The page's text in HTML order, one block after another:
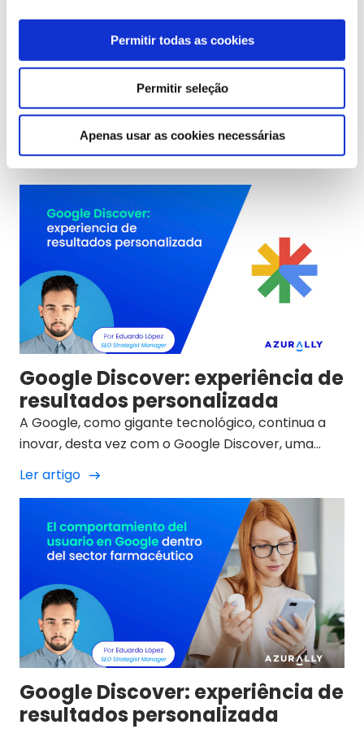
Permitir todas as cookies
Permitir seleção
Apenas usar as cookies necessárias
Publicações SEO em
destaque
Google Discover: experiência de
resultados personalizada
A Google, como gigante tecnológico, continua a
inovar, desta vez com o Google Discover, uma
nova funcionalidade que se baseia em mostrar ao
utilizador conteúdos personalizados, uma
caraterística destinada principalmente aos
dispositivos móveis. Ao contrário do tradicional
motor de busca Google, em que fazes a pesquisa
que queres, o Google Discover mostra
proactivamente os conteúdos que pensa que te
podem interessar, mas como é que sabe em que
informação estás interessado?
Ler artigo
Google Discover: experiência de
resultados personalizada